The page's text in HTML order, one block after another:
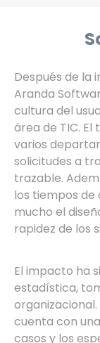
Después de la
Aranda
cultura del
área de TIC.
varios
solicitudes a
trazable.
los tiempos de
mucho el
rapidez de los
El impacto ha
estadística,
organizacional.
cuenta con
casos y los